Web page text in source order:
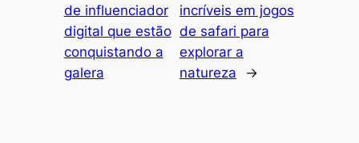
de influenciador
digital que estão
conquistando a
galera
incríveis em jogos
de safari para
explorar a
natureza
→